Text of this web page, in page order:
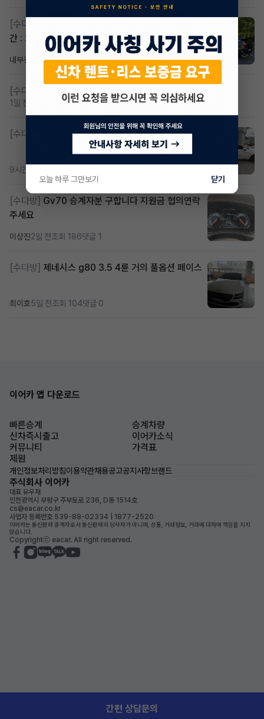
[수다방]
간 : 26개월)
내부결재 3시간 전조회 819댓글 1
[수다방] 저신용 무심사 or 신차 렌트 찾으시는분!!
1일 전 댓글 2
[수다방] K8 하이브리드 (풀옵션) 758,780원
9시간 전
[수다방] Gv70 승계자분 구합니다 지원금 협의연락
주세요
이상진2일 전조회 186댓글 1
[수다방] 제네시스 g80 3.5 4륜 거의 풀옵션 페이스
최이호5일 전조회 104댓글 0
이어카 앱 다운로드
빠른승계
승계차량
신차즉시출고
이어카소식
커뮤니티
가격표
제원
개인정보처리방침이용약관채용공고공지사항브랜드
주식회사 이어카
대표 유우재
인천광역시 부평구 주부토로 236, D동 1514호
cs@eacar.co.kr
사업자 등록번호 539-88-02334 | 1877-2520
이어카는 통신판매 중개자로서 통신판매의 당사자가 아니며, 상품, 거래정보, 거래에 대하여 책임을 지지
않습니다.
Copyrightⓒ eacar. All right reserved.
간편 상담문의
오늘 하루 그만보기 닫기